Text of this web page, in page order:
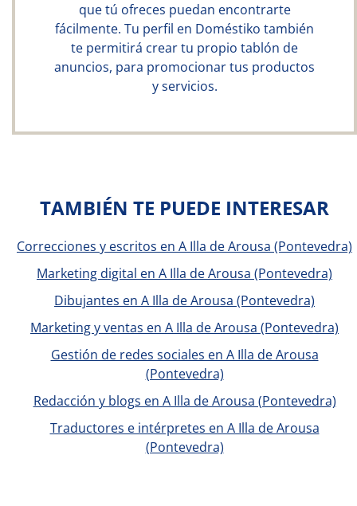
que tú ofreces puedan encontrarte
fácilmente. Tu perfil en Doméstiko también
te permitirá crear tu propio tablón de
anuncios, para promocionar tus productos
y servicios.
TAMBIÉN TE PUEDE INTERESAR
Correcciones y escritos en A Illa de Arousa (Pontevedra)
Marketing digital en A Illa de Arousa (Pontevedra)
Dibujantes en A Illa de Arousa (Pontevedra)
Marketing y ventas en A Illa de Arousa (Pontevedra)
Gestión de redes sociales en A Illa de Arousa
(Pontevedra)
Redacción y blogs en A Illa de Arousa (Pontevedra)
Traductores e intérpretes en A Illa de Arousa
(Pontevedra)